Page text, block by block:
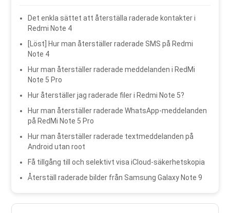
Det enkla sättet att återställa raderade kontakter i
Redmi Note 4
[Löst] Hur man återställer raderade SMS på Redmi
Note 4
Hur man återställer raderade meddelanden i RedMi
Note 5 Pro
Hur återställer jag raderade filer i Redmi Note 5?
Hur man återställer raderade WhatsApp-meddelanden
på RedMi Note 5 Pro
Hur man återställer raderade textmeddelanden på
Android utan root
Få tillgång till och selektivt visa iCloud-säkerhetskopia
Återställ raderade bilder från Samsung Galaxy Note 9